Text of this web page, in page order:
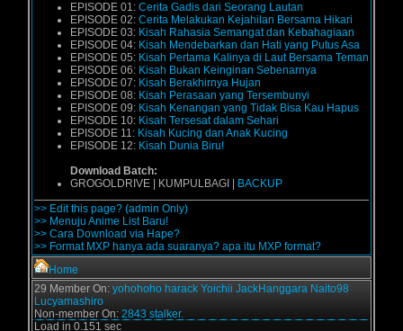
EPISODE 01: Cerita Gadis dari Seorang Lautan
EPISODE 02: Cerita Melakukan Kejahilan Bersama Hikari
EPISODE 03: Kisah Rahasia Semangat dan Kebahagiaan
EPISODE 04: Kisah Mendebarkan dan Hati yang Putus Asa
EPISODE 05: Kisah Pertama Kalinya di Laut Bersama Teman
EPISODE 06: Kisah Bukan Keinginan Sebenarnya
EPISODE 07: Kisah Berakhirnya Hujan
EPISODE 08: Kisah Perasaan yang Tersembunyi
EPISODE 09: Kisah Kenangan yang Tidak Bisa Kau Hapus
EPISODE 10: Kisah Tersesat dalam Sehari
EPISODE 11: Kisah Kucing dan Anak Kucing
EPISODE 12: Kisah Dunia Biru!
Download Batch:
GROGOLDRIVE | KUMPULBAGI |
BACKUP
>> Edit this page? (admin Only)
>> Menuju Anime List Baru!
>> Cara Download via Hape?
>> Format MXP hanya ada suaranya? apa itu MXP format?
Home
29 Member On: yohohoho harack Yoichii JackHanggara Naito98
Lucyamashiro
Non-member On: 2843 stalker.
Load in 0.151 sec